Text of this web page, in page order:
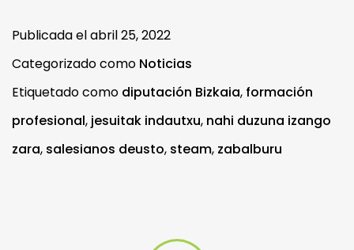
Publicada elabril 25, 2022
Categorizado como Noticias
Etiquetado como diputación Bizkaia, formación
profesional, jesuitak indautxu, nahi duzuna izango
zara, salesianos deusto, steam, zabalburu